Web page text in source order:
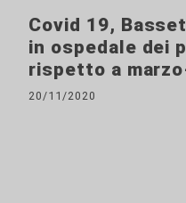
Covid 19,
in ospedale dei
rispetto a
20/11/2020